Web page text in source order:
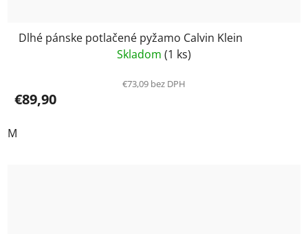
Dlhé pánske potlačené pyžamo Calvin Klein
Skladom (1 ks)
€73,09 bez DPH
€89,90
M